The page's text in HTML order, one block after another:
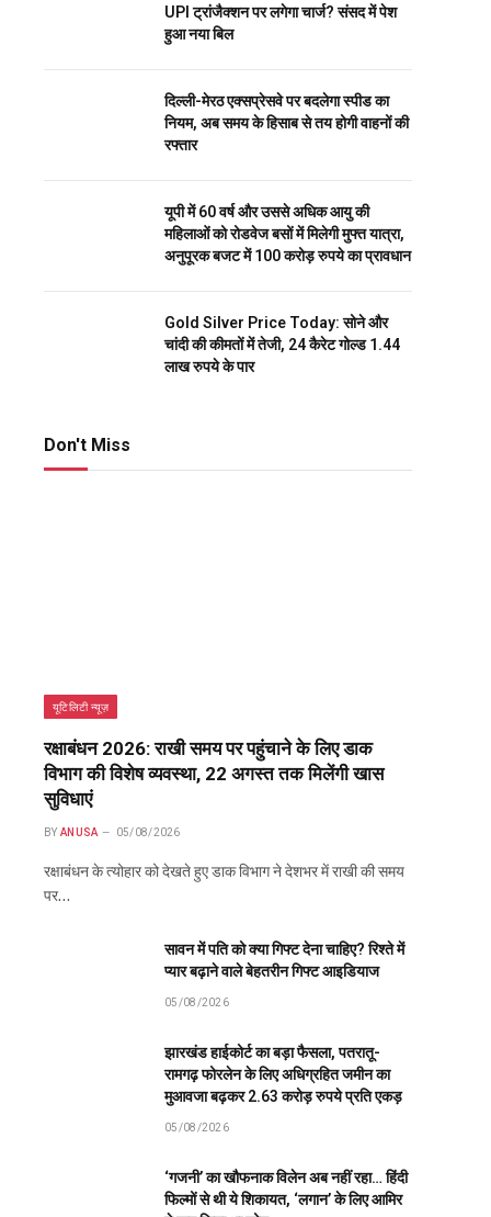
UPI ट्रांजैक्शन पर लगेगा चार्ज? संसद में पेश
हुआ नया बिल
दिल्ली-मेरठ एक्सप्रेसवे पर बदलेगा स्पीड का
नियम, अब समय के हिसाब से तय होगी वाहनों की
रफ्तार
यूपी में 60 वर्ष और उससे अधिक आयु की
महिलाओं को रोडवेज बसों में मिलेगी मुफ्त यात्रा,
अनुपूरक बजट में 100 करोड़ रुपये का प्रावधान
Gold Silver Price Today: सोने और
चांदी की कीमतों में तेजी, 24 कैरेट गोल्ड 1.44
लाख रुपये के पार
Don't Miss
यूटिलिटी न्यूज़
रक्षाबंधन 2026: राखी समय पर पहुंचाने के लिए डाक
विभाग की विशेष व्यवस्था, 22 अगस्त तक मिलेंगी खास
सुविधाएं
BY ANUSA 05/08/2026
रक्षाबंधन के त्योहार को देखते हुए डाक विभाग ने देशभर में राखी की समय
पर…
सावन में पति को क्या गिफ्ट देना चाहिए? रिश्ते में
प्यार बढ़ाने वाले बेहतरीन गिफ्ट आइडियाज
05/08/2026
झारखंड हाईकोर्ट का बड़ा फैसला, पतरातू-
रामगढ़ फोरलेन के लिए अधिग्रहित जमीन का
मुआवजा बढ़कर 2.63 करोड़ रुपये प्रति एकड़
05/08/2026
‘गजनी’ का खौफनाक विलेन अब नहीं रहा… हिंदी
फिल्मों से थी ये शिकायत, ‘लगान’ के लिए आमिर